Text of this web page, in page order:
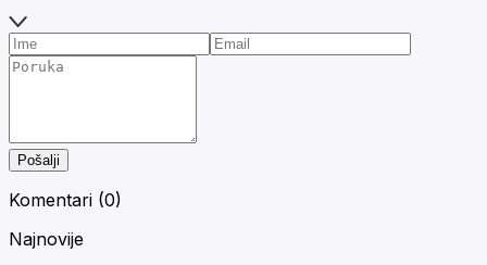
Pošalji
Komentari (0)
Najnovije